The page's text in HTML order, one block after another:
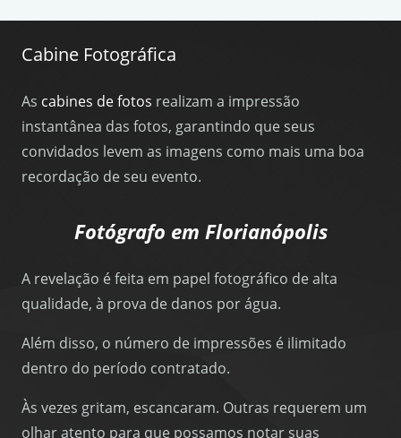
Cabine Fotográfica
As cabines de fotos realizam a impressão
instantânea das fotos, garantindo que seus
convidados levem as imagens como mais uma boa
recordação de seu evento.
Fotógrafo em Florianópolis
A revelação é feita em papel fotográfico de alta
qualidade, à prova de danos por água.
Além disso, o número de impressões é ilimitado
dentro do período contratado.
Às vezes gritam, escancaram. Outras requerem um
olhar atento para que possamos notar suas